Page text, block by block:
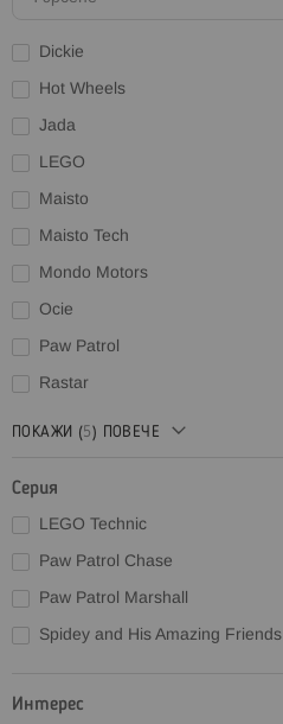
Dickie
Hot Wheels
Jada
LEGO
Maisto
Maisto Tech
Mondo Motors
Ocie
Paw Patrol
Rastar
ПОКАЖИ (5) ПОВЕЧЕ
Серия
LEGO Technic
Paw Patrol Chase
Paw Patrol Marshall
Spidey and His Amazing Friends
Интерес